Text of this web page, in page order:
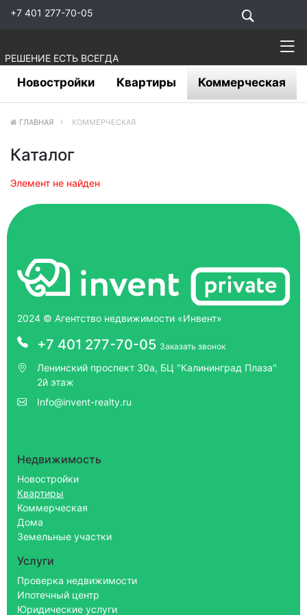
+7 401 277-70-05
РЕШЕНИЕ ЕСТЬ ВСЕГДА
Новостройки Квартиры Коммерческая
ГЛАВНАЯ КОММЕРЧЕСКАЯ
Каталог
Элемент не найден
2024 © Агентство недвижимости «Инвент»
+7 401 277-70-05 Заказать звонок
Ленинский проспект 30а, БЦ "Калининград Плаза"
2й этаж
Info@invent-realty.ru
Недвижимость
Новостройки
Квартиры
Коммерческая
Дома
Земельные участки
Услуги
Проверка недвижимости
Ипотечный центр
Юридические услуги